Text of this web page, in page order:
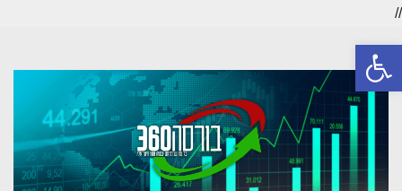
פתח סרגל נגישות
//
content